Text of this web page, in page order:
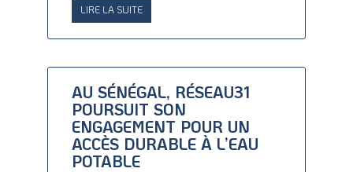
LIRE LA SUITE
AU SÉNÉGAL, RÉSEAU31
POURSUIT SON
ENGAGEMENT POUR UN
ACCÈS DURABLE À L’EAU
POTABLE